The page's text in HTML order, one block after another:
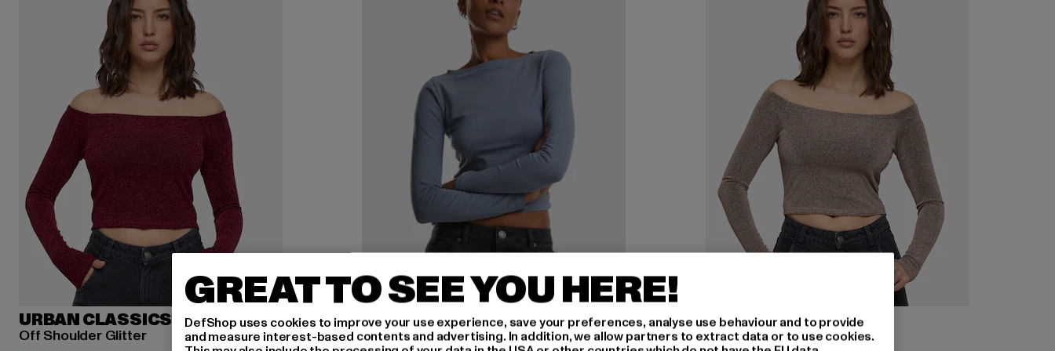
URBAN CLASSICS
Off Shoulder Glitter
URBAN CLASSICS
Off Shoulder Glitter
GREAT TO SEE YOU HERE!
DefShop uses cookies to improve your use experience, save your preferences, analyse use behaviour and to provide
and measure interest-based contents and advertising. In addition, we allow partners to extract data or to use cookies.